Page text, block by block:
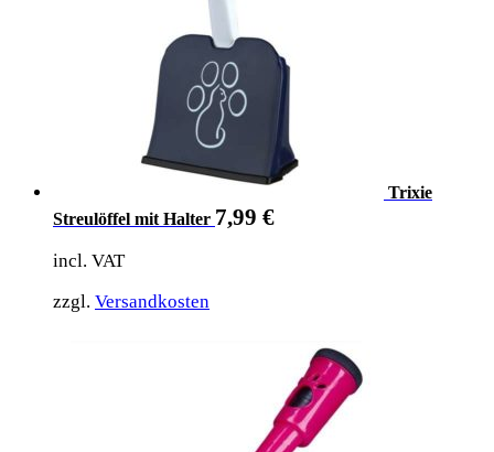
Trixie
Streulöffel mit Halter 7,99 €
incl. VAT
zzgl. Versandkosten